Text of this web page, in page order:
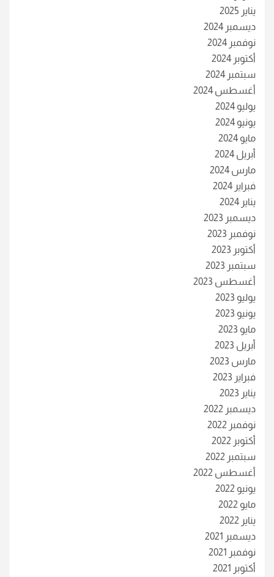
يناير 2025
ديسمبر 2024
نوفمبر 2024
أكتوبر 2024
سبتمبر 2024
أغسطس 2024
يوليو 2024
يونيو 2024
مايو 2024
أبريل 2024
مارس 2024
فبراير 2024
يناير 2024
ديسمبر 2023
نوفمبر 2023
أكتوبر 2023
سبتمبر 2023
أغسطس 2023
يوليو 2023
يونيو 2023
مايو 2023
أبريل 2023
مارس 2023
فبراير 2023
يناير 2023
ديسمبر 2022
نوفمبر 2022
أكتوبر 2022
سبتمبر 2022
أغسطس 2022
يونيو 2022
مايو 2022
يناير 2022
ديسمبر 2021
نوفمبر 2021
أكتوبر 2021